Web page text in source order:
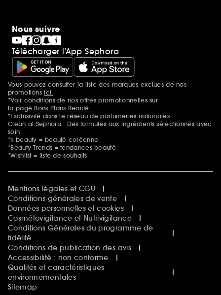
Nous suivre
Télécharger l’App Sephora
Mentions additionnelles
Vous pouvez consulter la liste des marques exclues de nos
promotionsici.
*Voir conditions de nos offres promotionnelles sur
la page Bons Plans Beauté.
*Exclusivité dans le réseau de parfumeries nationales.
Clean at Sephora : Des formules aux ingrédients sélectionnés avec
soin
*k-beauty = beauté coréenne
*Beauty Trends = tendances beauté
*Wishlist = liste de souhaits
Mentions légales et CGU
Conditions générales de vente
Données personnelles et cookies
Cosmétovigilance et Nutrivigilance
Conditions Générales du programme de
fidélité
Conditions de publication des avis
Accessibilité : non conforme
Qualités et caractéristiques
environnementales
Sitemap